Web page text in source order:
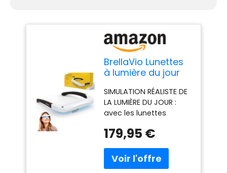
lumière du jour partout.
Les lunettes de lumière
du jour sont livrées
avec un étui de
rangement luxueux.
BrellaVio Lunettes
à lumière du jour
la lampe à lumière
du jour de 12 000
lux - LED sans UV
SIMULATION RÉALISTE DE
LA LUMIÈRE DU JOUR :
avec les lunettes
jour, vous profitez d'une
pure, comparable à
une lampe à lumière du
179,95 €